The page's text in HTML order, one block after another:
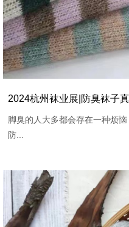
2024杭州袜业展|防臭袜子
脚臭的人大多都会存在一种烦
防...